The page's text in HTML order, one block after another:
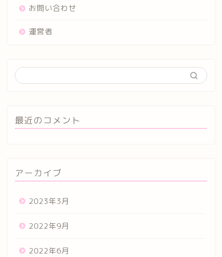
お問い合わせ
運営者
最近のコメント
アーカイブ
2023年3月
2022年9月
2022年6月